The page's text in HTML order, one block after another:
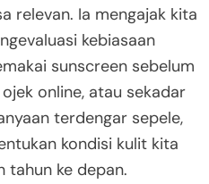
relevan. Ia mengajak kita
kebiasaan
sunscreen sebelum
online, atau sekadar
terdengar sepele,
kondisi kulit kita
tahun ke depan.